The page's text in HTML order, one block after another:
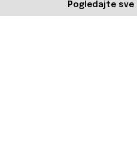
Pogledajte sve